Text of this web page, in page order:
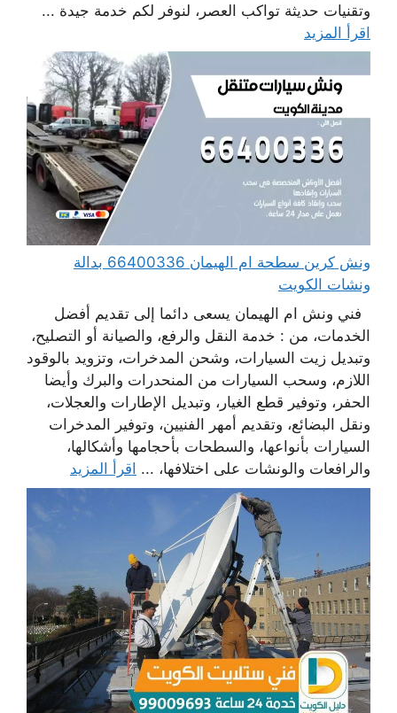
وتقنيات حديثة تواكب العصر، لنوفر لكم خدمة جيدة ...
اقرأ المزيد
ونش كرين سطحة ام الهيمان 66400336 بدالة
ونشات الكويت
فني ونش ام الهيمان يسعى دائما إلى تقديم أفضل
الخدمات، من : خدمة النقل والرفع، والصيانة أو التصليح،
وتبديل زيت السيارات، وشحن المدخرات، وتزويد بالوقود
اللازم، وسحب السيارات من المنحدرات والبرك وأيضا
الحفر، وتوفير قطع الغيار، وتبديل الإطارات والعجلات،
ونقل البضائع، وتقديم أمهر الفنيين، وتوفير المدخرات
السيارات بأنواعها، والسطحات بأحجامها وأشكالها،
والرافعات والونشات على اختلافها، ... اقرأ المزيد